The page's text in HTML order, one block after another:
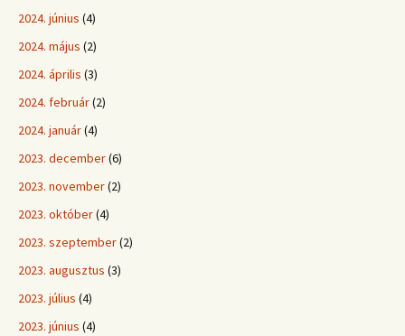
2024. június (4)
2024. május (2)
2024. április (3)
2024. február(2)
2024. január(4)
2023. december(6)
2023. november(2)
2023. október(4)
2023. szeptember(2)
2023. augusztus (3)
2023. július (4)
2023. június (4)